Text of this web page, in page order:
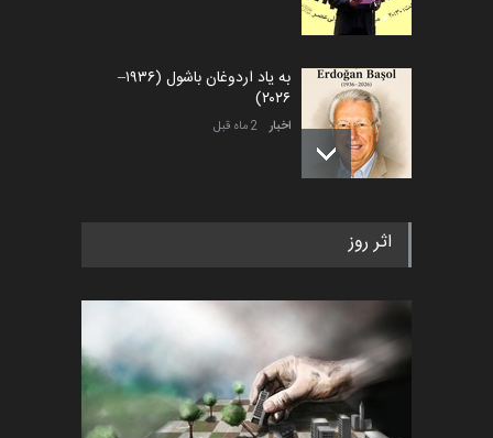
به یاد اردوغان باشول (۱۹۳۶–
۲۰۲۶)
اخبار 2 ماه قبل
رویداد کارگاهی کارتون و پوستر
اخبار 6 ماه قبل
فراخوان رویداد کارگاهی کارتون و
پوستر "ایران سربل…
اخبار 6 ماه قبل
اثر روز